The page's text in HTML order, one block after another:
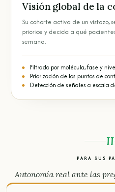
Visión global de la
Su cohorte activa de un vistazo,
priorice y decida a qué
semana.
Filtrado por molécula, fase y
Priorización de los puntos de
Detección de señales a escala
II
PARA SUS
Autonomía real ante las
día a día con el